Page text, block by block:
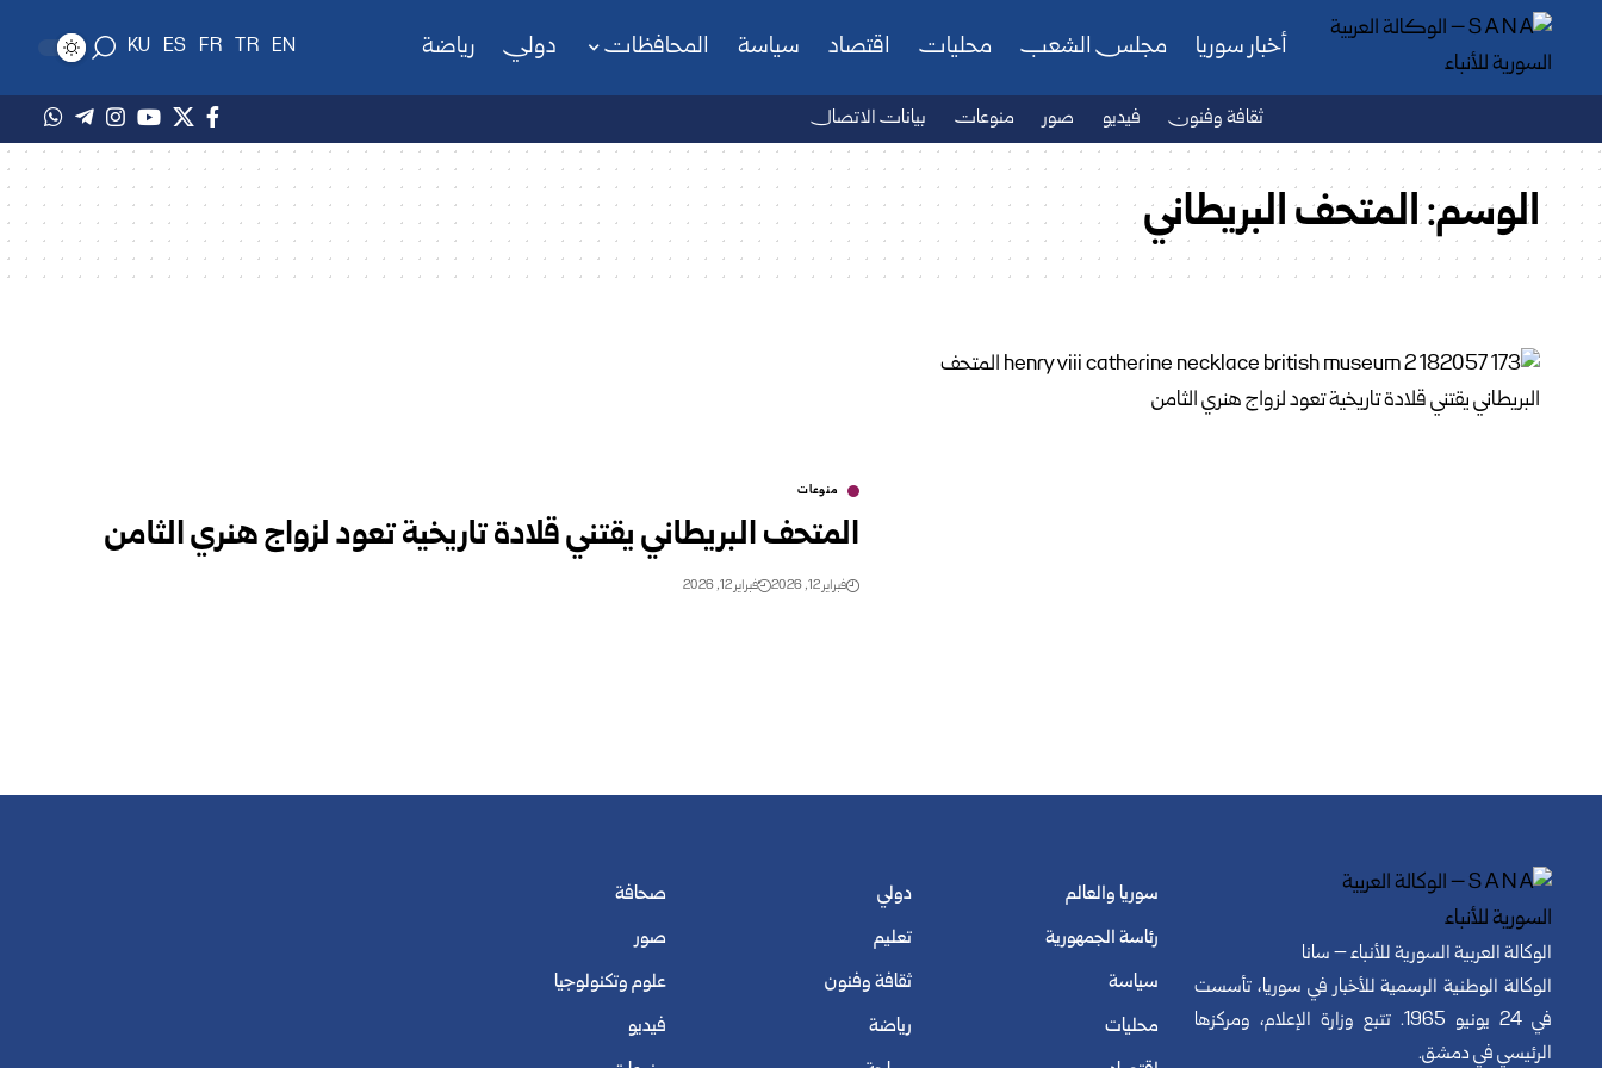
أخبار سوريا مجلس الشعب محليات اقتصاد سياسة المحافظات دولي رياضة EN
TR
FR
ES
KU
ثقافة وفنون فيديو صور منوعات بيانات الاتصال
الوسم:المتحف البريطاني
منوعات
المتحف البريطاني يقتني قلادة تاريخية تعود لزواج هنري الثامن
فبراير 12, 2026 فبراير 12, 2026
الوكالة العربية السورية للأنباء – سانا
الوكالة الوطنية الرسمية للأخبار في سوريا، تأسست
في 24 يونيو 1965. تتبع وزارة الإعلام، ومركزها
الرئيسي في دمشق.
سوريا والعالم
رئاسة الجمهورية
سياسة
محليات
دولي
تعليم
ثقافة وفنون
رياضة
صحافة
صور
علوم وتكنولوجيا
فيديو